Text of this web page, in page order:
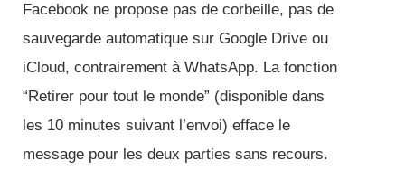
Facebook ne propose pas de corbeille, pas de
sauvegarde automatique sur Google Drive ou
iCloud, contrairement à WhatsApp. La fonction
“Retirer pour tout le monde” (disponible dans
les 10 minutes suivant l’envoi) efface le
message pour les deux parties sans recours.